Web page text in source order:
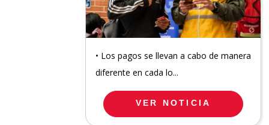
• Los pagos se llevan a cabo de manera
diferente en cada lo...
VER NOTICIA